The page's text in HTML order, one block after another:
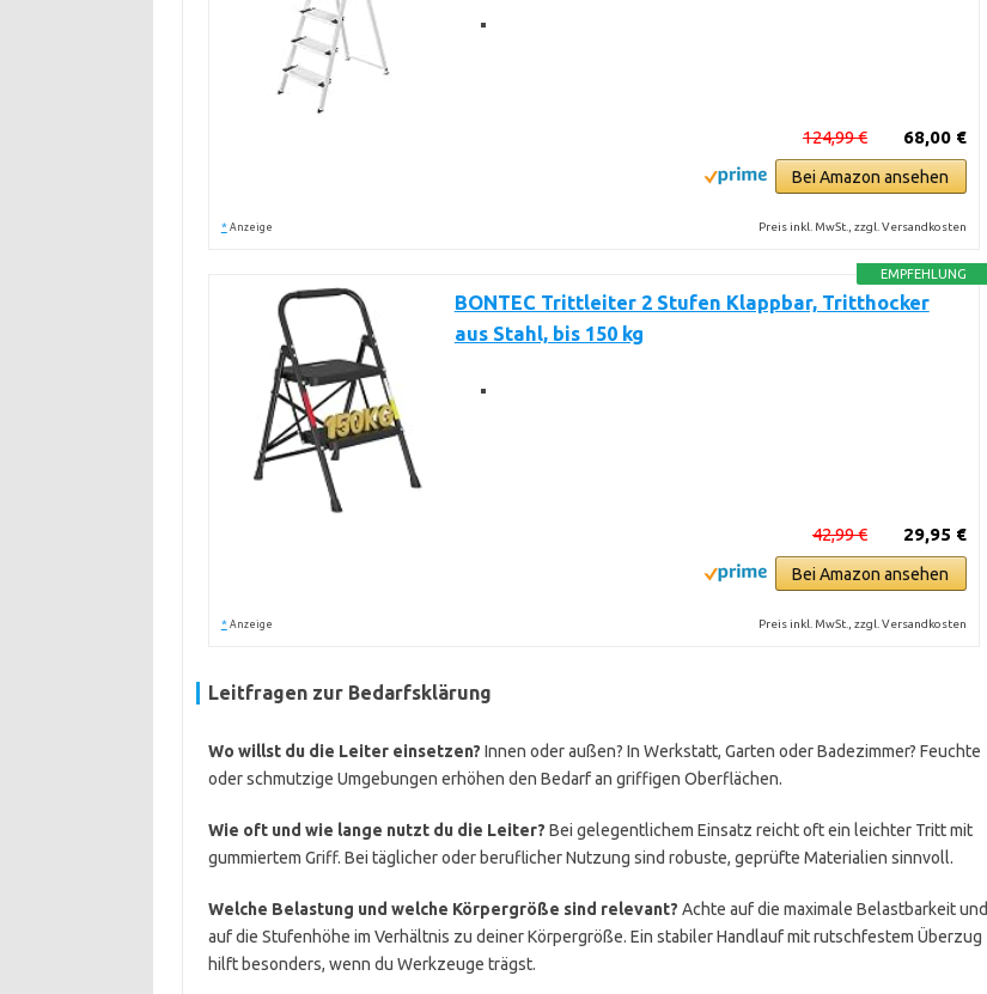
68,00 €
124,99 €
Bei Amazon ansehen
* Anzeige Preis inkl. MwSt., zzgl. Versandkosten
EMPFEHLUNG
BONTEC Trittleiter 2 Stufen Klappbar, Tritthocker
aus Stahl, bis 150 kg
29,95 €
42,99 €
Bei Amazon ansehen
* Anzeige Preis inkl. MwSt., zzgl. Versandkosten
Leitfragen zur Bedarfsklärung
Wo willst du die Leiter einsetzen? Innen oder außen? In Werkstatt, Garten oder Badezimmer? Feuchte
oder schmutzige Umgebungen erhöhen den Bedarf an griffigen Oberflächen.
Wie oft und wie lange nutzt du die Leiter? Bei gelegentlichem Einsatz reicht oft ein leichter Tritt mit
gummiertem Griff. Bei täglicher oder beruflicher Nutzung sind robuste, geprüfte Materialien sinnvoll.
Welche Belastung und welche Körpergröße sind relevant? Achte auf die maximale Belastbarkeit und
auf die Stufenhöhe im Verhältnis zu deiner Körpergröße. Ein stabiler Handlauf mit rutschfestem Überzug
hilft besonders, wenn du Werkzeuge trägst.